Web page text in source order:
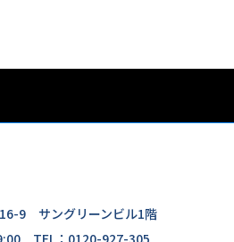
9 サングリーンビル1階